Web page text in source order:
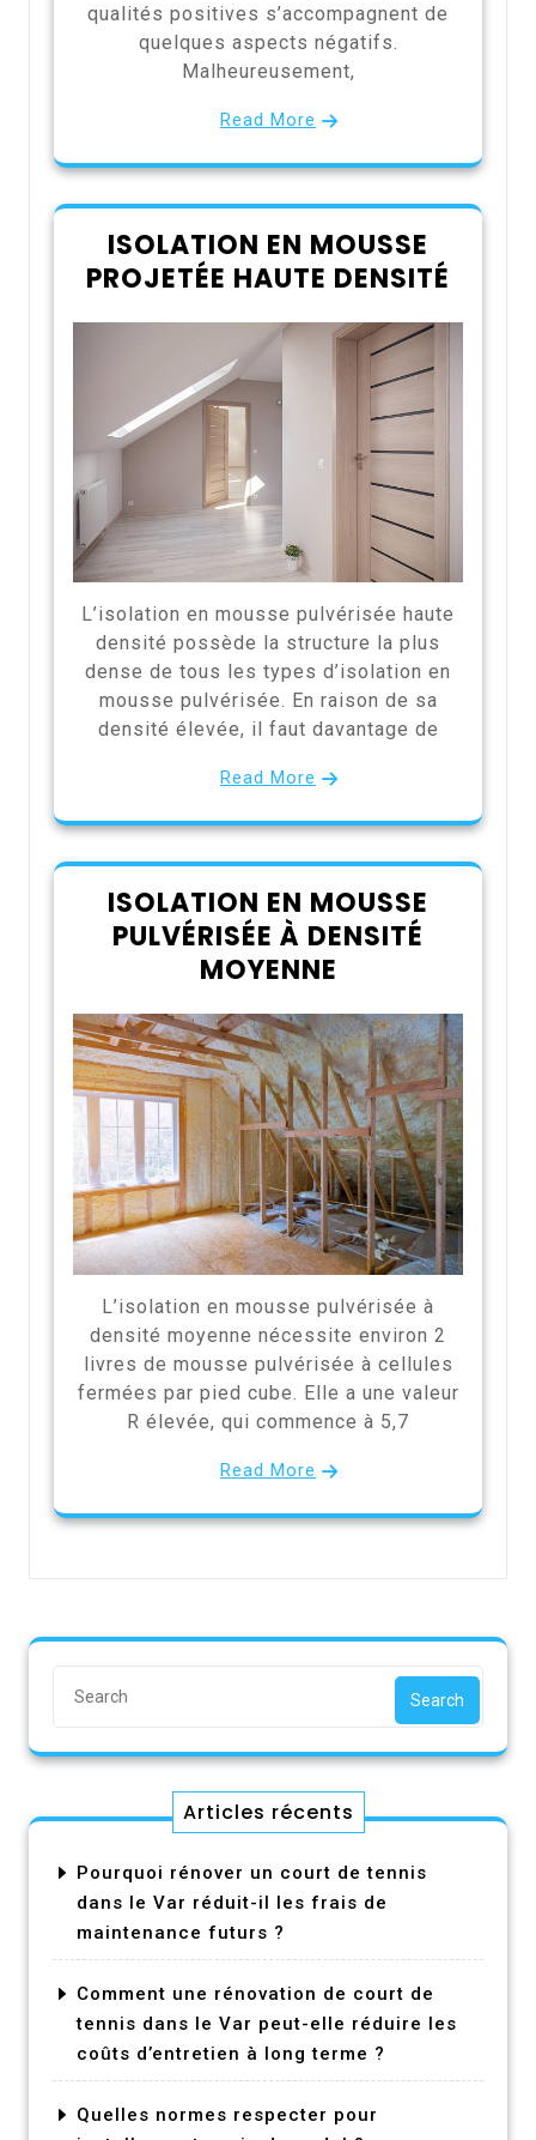
qualités positives s’accompagnent de
quelques aspects négatifs.
Malheureusement,
Read More
ISOLATION EN MOUSSE
PROJETÉE HAUTE DENSITÉ
L’isolation en mousse pulvérisée haute
densité possède la structure la plus
dense de tous les types d’isolation en
mousse pulvérisée. En raison de sa
densité élevée, il faut davantage de
Read More
ISOLATION EN MOUSSE
PULVÉRISÉE À DENSITÉ
MOYENNE
L’isolation en mousse pulvérisée à
densité moyenne nécessite environ 2
livres de mousse pulvérisée à cellules
fermées par pied cube. Elle a une valeur
R élevée, qui commence à 5,7
Read More
Search
Articles récents
Pourquoi rénover un court de tennis
dans le Var réduit-il les frais de
maintenance futurs ?
Comment une rénovation de court de
tennis dans le Var peut-elle réduire les
coûts d’entretien à long terme ?
Quelles normes respecter pour